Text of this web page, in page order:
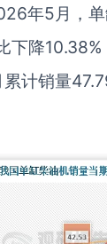
年5月，
下降
计销量